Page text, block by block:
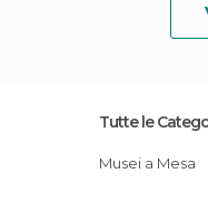
Tutte le
Musei a Mesa